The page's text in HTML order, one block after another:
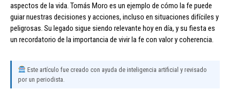
aspectos de la vida. Tomás Moro es un ejemplo de cómo la fe puede
guiar nuestras decisiones y acciones, incluso en situaciones difíciles y
peligrosas. Su legado sigue siendo relevante hoy en día, y su fiesta es
un recordatorio de la importancia de vivir la fe con valor y coherencia.
Este artículo fue creado con ayuda de inteligencia artificial y revisado
por un periodista.